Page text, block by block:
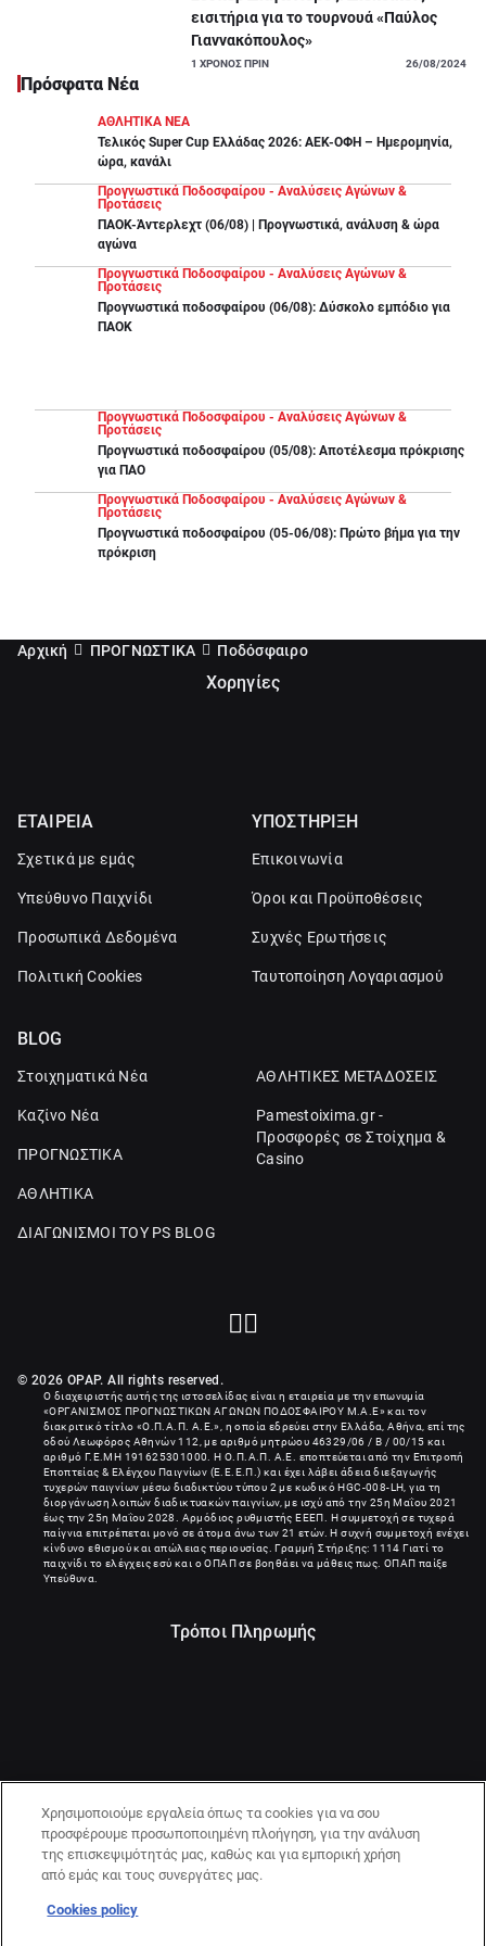
εισιτήρια για το τουρνουά «Παύλος
Γιαννακόπουλος»
1 ΧΡΟΝΟΣ ΠΡΙΝ 26/08/2024
Πρόσφατα Νέα
ΑΘΛΗΤΙΚΑ ΝΕΑ
Τελικός Super Cup Ελλάδας 2026: ΑΕΚ-ΟΦΗ – Ημερομηνία,
ώρα, κανάλι
Προγνωστικά Ποδοσφαίρου - Αναλύσεις Αγώνων &
Προτάσεις
ΠΑΟΚ-Άντερλεχτ (06/08) | Προγνωστικά, ανάλυση & ώρα
αγώνα
Προγνωστικά Ποδοσφαίρου - Αναλύσεις Αγώνων &
Προτάσεις
Προγνωστικά ποδοσφαίρου (06/08): Δύσκολο εμπόδιο για
ΠΑΟΚ
Προγνωστικά Ποδοσφαίρου - Αναλύσεις Αγώνων &
Προτάσεις
Προγνωστικά ποδοσφαίρου (05/08): Αποτέλεσμα πρόκρισης
για ΠΑΟ
Προγνωστικά Ποδοσφαίρου - Αναλύσεις Αγώνων &
Προτάσεις
Προγνωστικά ποδοσφαίρου (05-06/08): Πρώτο βήμα για την
πρόκριση
Αρχική ΠΡΟΓΝΩΣΤΙΚΑ Ποδόσφαιρο
Χορηγίες
ΕΤΑΙΡΕΙΑ
Σχετικά με εμάς
Υπεύθυνο Παιχνίδι
Προσωπικά Δεδομένα
Πολιτική Cookies
ΥΠΟΣΤΗΡΙΞΗ
Επικοινωνία
Όροι και Προϋποθέσεις
Συχνές Ερωτήσεις
Ταυτοποίηση Λογαριασμού
BLOG
Στοιχηματικά Νέα
Καζίνο Νέα
ΠΡΟΓΝΩΣΤΙΚΑ
ΑΘΛΗΤΙΚΑ
ΔΙΑΓΩΝΙΣΜΟΙ ΤΟΥ PS BLOG
ΑΘΛΗΤΙΚΕΣ ΜΕΤΑΔΟΣΕΙΣ
Pamestoixima.gr -
Προσφορές σε Στοίχημα &
Casino
© 2026 OPAP. All rights reserved.
Ο διαχειριστής αυτής της ιστοσελίδας είναι η εταιρεία με την επωνυμία
«ΟΡΓΑΝΙΣΜΟΣ ΠΡΟΓΝΩΣΤΙΚΩΝ ΑΓΩΝΩΝ ΠΟΔΟΣΦΑΙΡΟΥ Μ.Α.Ε» και τον
διακριτικό τίτλο «Ο.Π.Α.Π. Α.Ε.», η οποία εδρεύει στην Ελλάδα, Αθήνα, επί της
οδού Λεωφόρος Αθηνών 112, με αριθμό μητρώου 46329/06 / B / 00/15 και
αριθμό Γ.Ε.ΜΗ 191625301000
. Η Ο.Π.Α.Π. Α.Ε. εποπτεύεται από την Επιτροπή
Εποπτείας & Ελέγχου Παιγνίων (Ε.Ε.Ε.Π.) και έχει λάβει άδεια διεξαγωγής
τυχερών παιγνίων μέσω διαδικτύου τύπου 2 με κωδικό HGC-008-LH, για τη
διοργάνωση λοιπών διαδικτυακών παιγνίων, με ισχύ από την 25η Μαΐου 2021
έως την 25η Μαΐου 2028. Αρμόδιος ρυθμιστής ΕΕΕΠ. Η συμμετοχή σε τυχερά
παίγνια επιτρέπεται μονό σε άτομα άνω των 21 ετών. Η συχνή συμμετοχή ενέχει
κίνδυνο εθισμού και απώλειας περιουσίας. Γραμμή Στήριξης: 1114 Γιατί το
παιχνίδι το ελέγχεις εσύ και ο ΟΠΑΠ σε βοηθάει να μάθεις πως. ΟΠΑΠ παίξε
Υπεύθυνα.
Τρόποι Πληρωμής
Χρησιμοποιούμε εργαλεία όπως τα cookies για να σου
προσφέρουμε προσωποποιημένη πλοήγηση, για την ανάλυση
της επισκεψιμότητάς μας, καθώς και για εμπορική χρήση
από εμάς και τους συνεργάτες μας.
Cookies policy